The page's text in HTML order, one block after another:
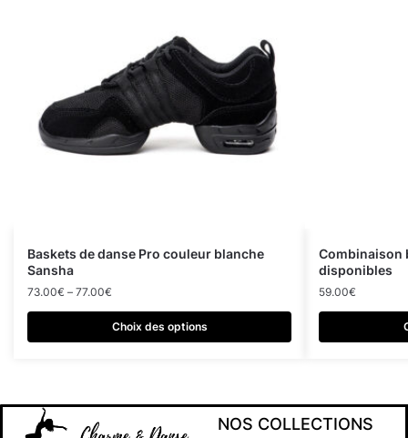
Baskets de danse Pro couleur blanche
Sansha
73.00€ – 77.00€
Choix des options
Combinaison
disponibles
59.00€
NOS COLLECTIONS